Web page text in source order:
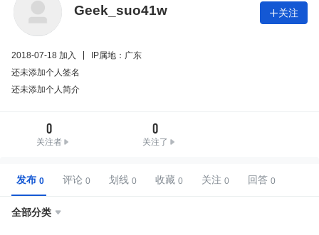
Geek_suo41w 关注
2018-07-18 加入
IP属地：广东
还未添加个人签名
还未添加个人简介
0
关注者
0
关注了
发布 评论 划线 收藏 关注 回答
全部分类 